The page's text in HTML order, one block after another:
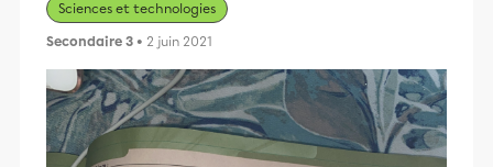
Sciences et technologies
Secondaire 3 • 2 juin 2021